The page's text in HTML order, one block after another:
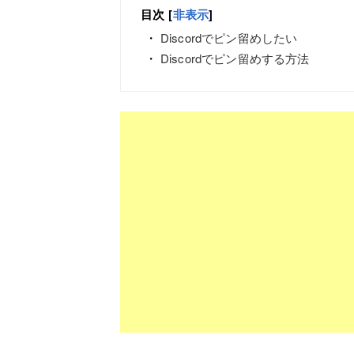
目次 [非表示]
Discordでピン留めしたい
Discordでピン留めする方法